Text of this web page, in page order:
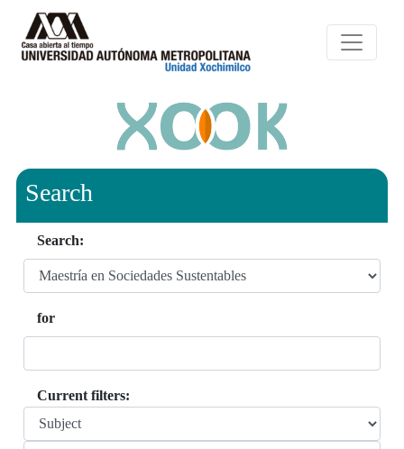
Search
Search:
for
Current filters: